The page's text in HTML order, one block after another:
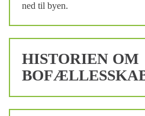
ned til byen.
HISTORIEN OM